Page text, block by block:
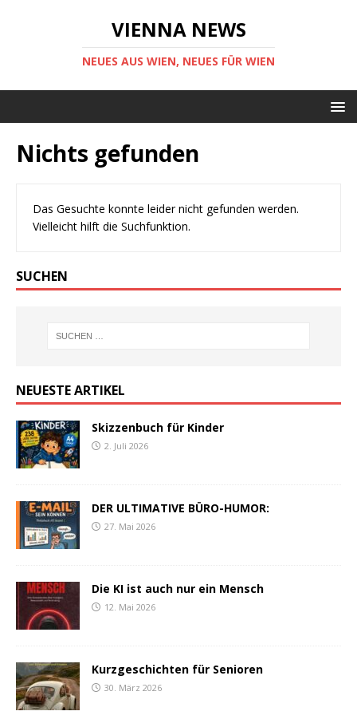
VIENNA NEWS
NEUES AUS WIEN, NEUES FÜR WIEN
Nichts gefunden
Das Gesuchte konnte leider nicht gefunden werden.
Vielleicht hilft die Suchfunktion.
SUCHEN
NEUESTE ARTIKEL
Skizzenbuch für Kinder
2. Juli 2026
DER ULTIMATIVE BÜRO-HUMOR:
27. Mai 2026
Die KI ist auch nur ein Mensch
12. Mai 2026
Kurzgeschichten für Senioren
30. März 2026